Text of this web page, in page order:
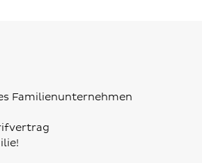
Familienunternehmen